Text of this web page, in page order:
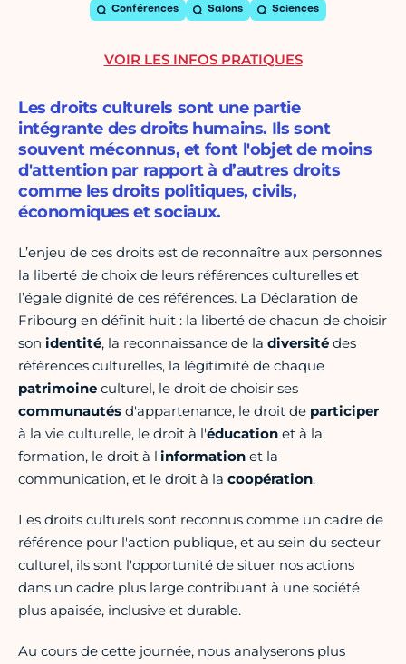
Conférences Salons Sciences
Les droits culturels sont une partie
intégrante des droits humains. Ils sont
souvent méconnus, et font l'objet de moins
d'attention par rapport à d’autres droits
comme les droits politiques, civils,
économiques et sociaux.
L’enjeu de ces droits est de reconnaître aux personnes
la liberté de choix de leurs références culturelles et
l’égale dignité de ces références. La Déclaration de
Fribourg en définit huit : la liberté de chacun de choisir
son identité, la reconnaissance de la diversité des
références culturelles, la légitimité de chaque
patrimoine culturel, le droit de choisir ses
communautés d'appartenance, le droit de participer
à la vie culturelle, le droit à l'éducation et à la
formation, le droit à l'information et la
communication, et le droit à la coopération.
Les droits culturels sont reconnus comme un cadre de
référence pour l'action publique, et au sein du secteur
culturel, ils sont l'opportunité de situer nos actions
dans un cadre plus large contribuant à une société
plus apaisée, inclusive et durable.
Au cours de cette journée, nous analyserons plus
VOIR LES INFOS PRATIQUES